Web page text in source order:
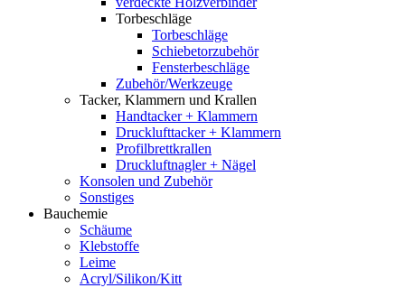
Torbeschläge
Torbeschläge
Schiebetorzubehör
Fensterbeschläge
Zubehör/Werkzeuge
Tacker, Klammern und Krallen
Handtacker + Klammern
Drucklufttacker + Klammern
Profilbrettkrallen
Druckluftnagler + Nägel
Konsolen und Zubehör
Sonstiges
Bauchemie
Schäume
Klebstoffe
Leime
Acryl/Silikon/Kitt